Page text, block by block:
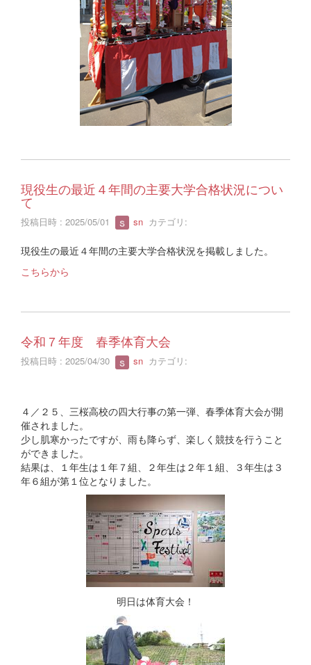
現役生の最近４年間の主要大学合格状況につい
て
投稿日時 : 2025/05/01 sn カテゴリ:
現役生の最近４年間の主要大学合格状況を掲載しました。
こちらから
令和７年度 春季体育大会
投稿日時 : 2025/04/30 sn カテゴリ:
４／２５、三桜高校の四大行事の第一弾、春季体育大会が開
催されました。
少し肌寒かったですが、雨も降らず、楽しく競技を行うこと
ができました。
結果は、１年生は１年７組、２年生は２年１組、３年生は３
年６組が第１位となりました。
明日は体育大会！